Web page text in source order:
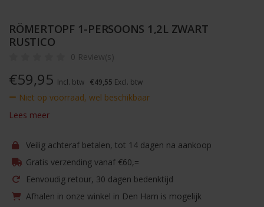
RÖMERTOPF 1-PERSOONS 1,2L ZWART
RUSTICO
0 Review(s)
€59,95 Incl. btw €49,55 Excl. btw
Niet op voorraad, wel beschikbaar
Lees meer
Veilig achteraf betalen, tot 14 dagen na aankoop
Gratis verzending vanaf €60,=
Eenvoudig retour, 30 dagen bedenktijd
Afhalen in onze winkel in Den Ham is mogelijk